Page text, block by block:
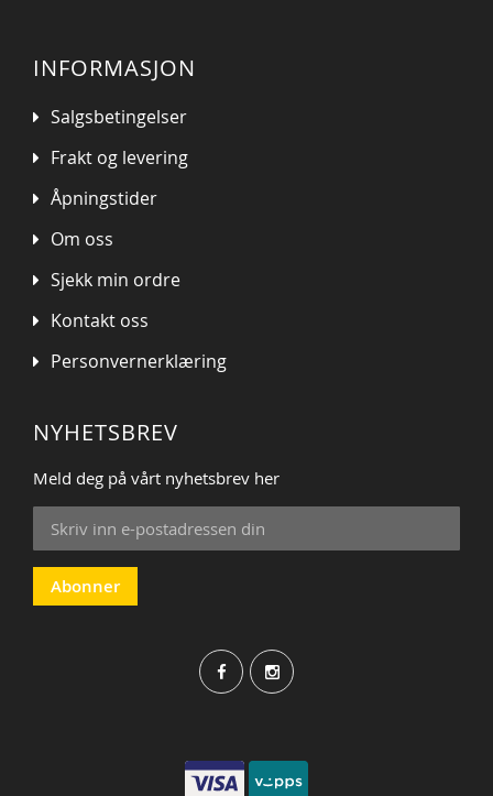
INFORMASJON
Salgsbetingelser
Frakt og levering
Åpningstider
Om oss
Sjekk min ordre
Kontakt oss
Personvernerklæring
NYHETSBREV
Meld deg på vårt nyhetsbrev her
Sign
Up
for
Our
Newsletter:
Abonner